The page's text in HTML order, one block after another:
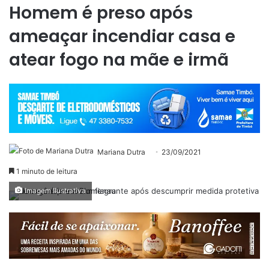
Homem é preso após
ameaçar incendiar casa e
atear fogo na mãe e irmã
Mariana Dutra 23/09/2021
1 minuto de leitura
Imagem Ilustrativa